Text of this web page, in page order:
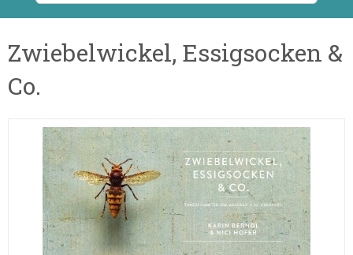
Zwiebelwickel, Essigsocken &
Co.